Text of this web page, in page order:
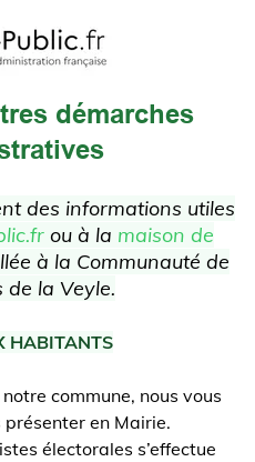
démarches
des informations utiles
ou à la maison de
à la Communauté de
de la Veyle.
HABITANTS
commune, nous vous
en Mairie.
électorales s’effectue